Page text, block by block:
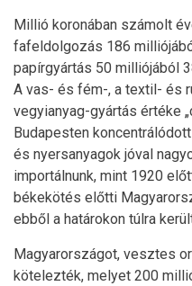
Millió koronában számolt
fafeldolgozás 186
papírgyártás 50 milliójából
A vas- és fém-, a textil- és
vegyianyag-gyártás értéke
Budapesten
és nyersanyagok jóval
importálnunk, mint 1920
békekötés előtti
ebből a határokon túlra
Magyarországot, vesztes
kötelezték, melyet 200